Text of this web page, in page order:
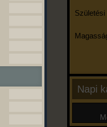
Születési
Napi